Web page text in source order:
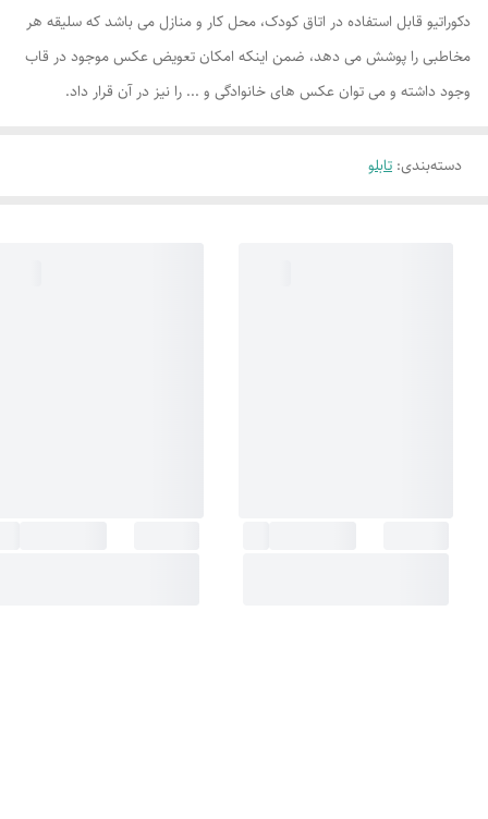
دکوراتیو قابل استفاده در اتاق کودک، محل کار و منازل می باشد که سلیقه هر
مخاطبی را پوشش می دهد، ضمن اینکه امکان تعویض عکس موجود در قاب
وجود داشته و می توان عکس های خانوادگی و ... را نیز در آن قرار داد.
دسته‌بندی: تابلو